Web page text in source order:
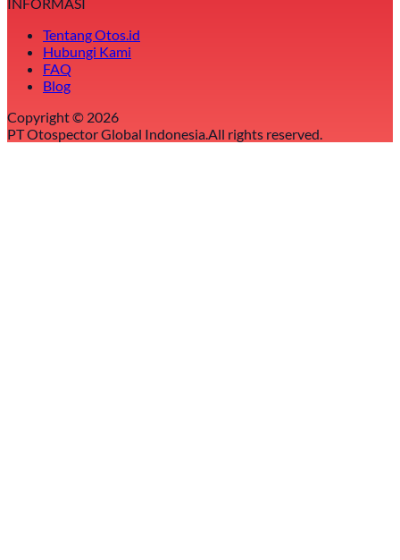
INFORMASI
Tentang Otos.id
Hubungi Kami
FAQ
Blog
Copyright © 2026
PT Otospector Global Indonesia.All rights reserved.